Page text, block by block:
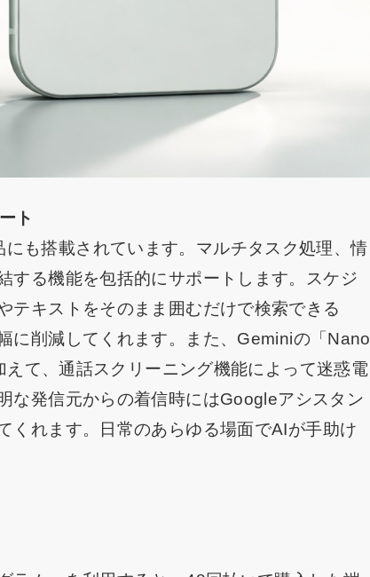
ト
も搭載されています。マルチタスク処理、情
する機能を包括的にサポートします。スケジ
テキストをそのまま囲むだけで検索できる
に削減してくれます。また、Geminiの「Nano
て、通話スクリーニング機能によって迷惑電
な発信元からの着信時にはGoogleアシスタン
くれます。日常のあらゆる場面でAIが手助け